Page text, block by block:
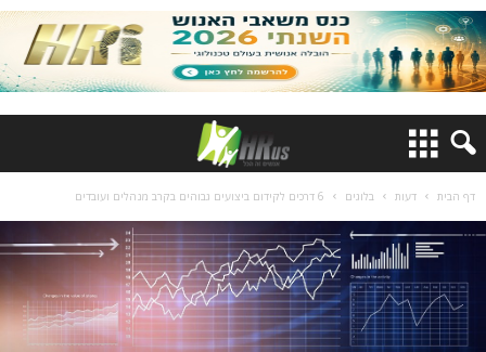
דף הבית דעות בלוגים 6 דרכים לקידום ביצועים גבוהים בקרב מנהלים ועובדים